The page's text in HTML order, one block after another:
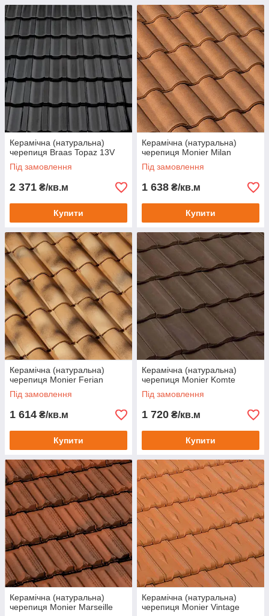
Керамічна (натуральна)
черепиця Braas Topaz 13V
Під замовлення
2 371 ₴/кв.м
Купити
Керамічна (натуральна)
черепиця Monier Milan
Під замовлення
1 638 ₴/кв.м
Купити
Керамічна (натуральна)
черепиця Monier Ferian
Під замовлення
1 614 ₴/кв.м
Купити
Керамічна (натуральна)
черепиця Monier Komte
Під замовлення
1 720 ₴/кв.м
Купити
Керамічна (натуральна)
черепиця Monier Marseille
Керамічна (натуральна)
черепиця Monier Vintage